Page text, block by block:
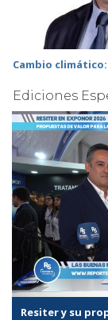
Cambio
Ediciones
Resiter y su